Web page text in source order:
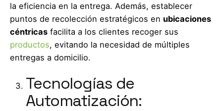
la eficiencia en la entrega. Además, establecer
puntos de recolección estratégicos en ubicaciones
céntricas facilita a los clientes recoger sus
productos, evitando la necesidad de múltiples
entregas a domicilio.
Tecnologías de
Automatización: